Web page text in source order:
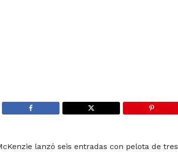
lanzó seis entradas con pelota de